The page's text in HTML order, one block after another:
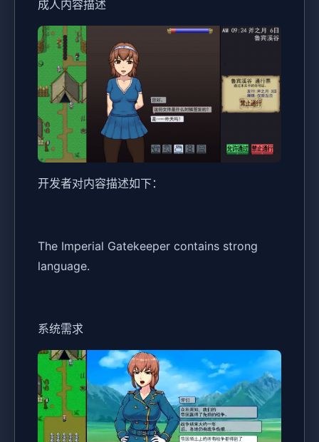
成人内容描述
开发者对内容描述如下：
The Imperial Gatekeeper contains strong
language.
系统需求